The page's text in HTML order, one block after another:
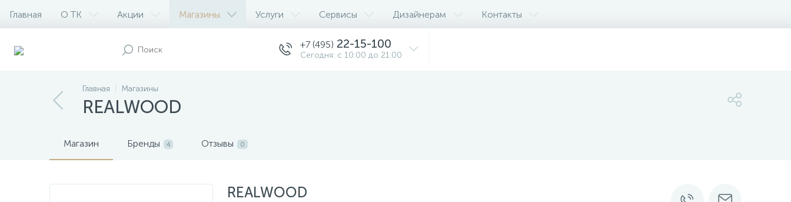
Главная О ТК Акции Магазины Услуги Сервисы Дизайнерам Контакты
+7 (495) 22-15-100
Сегодня: с 10:00 до 21:00
Главная Магазины
REALWOOD
Магазин Бренды 4 Отзывы 0
REALWOOD